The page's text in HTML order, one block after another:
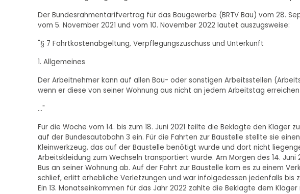
Der Bundesrahmentarifvertrag für das Baugewerbe (BRTV Bau) vom 28.
vom 5. November 2021 und vom 10. November 2022 lautet auszugsweise:
"§ 7 Fahrtkostenabgeltung, Verpflegungszuschuss und Unterkunft
1. Allgemeines
Der Arbeitnehmer kann auf allen Bau- oder sonstigen Arbeitsstellen
wenn er diese von seiner Wohnung aus nicht an jedem Arbeitstag erreichen
..."
Für die Woche vom 14. bis zum 18. Juni 2021 teilte die Beklagte den Kläger
auf der Bundesautobahn 3 ein. Für die Fahrten zur Baustelle stellte sie
Kleinwerkzeug, das auf der Baustelle benötigt wurde und dort nicht
Arbeitskleidung zum Wechseln transportiert wurde. Am Morgen des 14.
Bus an seiner Wohnung ab. Auf der Fahrt zur Baustelle kam es zu einem
schlief, erlitt erhebliche Verletzungen und war infolgedessen jedenfalls bis
Ein 13. Monatseinkommen für das Jahr 2022 zahlte die Beklagte dem Kläger